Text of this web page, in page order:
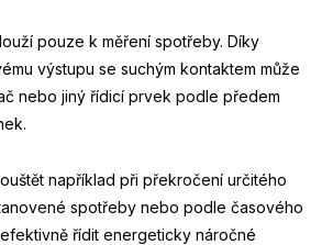
pouze k měření spotřeby. Díky
výstupu se suchým kontaktem může
nebo jiný řídicí prvek podle předem
například při překročení určitého
spotřeby nebo podle časového
řídit energeticky náročné